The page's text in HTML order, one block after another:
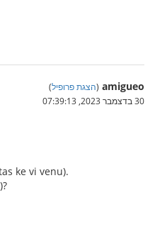
amigueo
(הצגת פרופיל)
30 בדצמבר 2023, 07:39:13
ke vi venu).